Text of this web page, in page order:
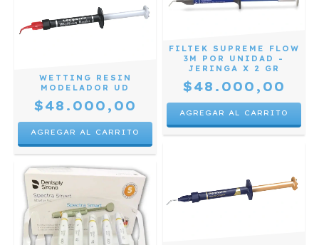
WETTING RESIN
MODELADOR UD
$48.000,00
FILTEK SUPREME FLOW
3M POR UNIDAD -
JERINGA X 2 GR
$48.000,00
AGREGAR AL CARRITO